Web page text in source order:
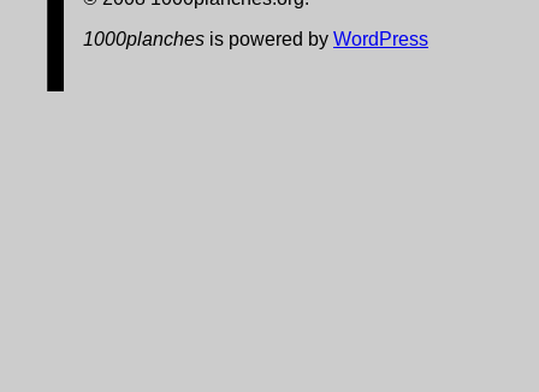
1000planches is powered by WordPress